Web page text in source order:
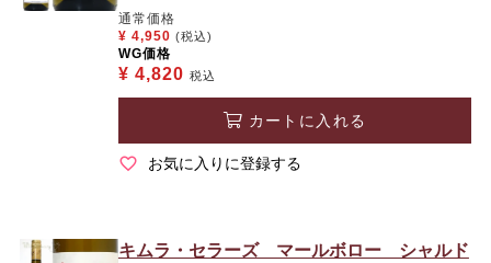
通常価格
¥ 4,950 (税込)
WG価格
¥ 4,820 税込
カートに入れる
お気に入りに登録する
キムラ・セラーズ マールボロー シャルド